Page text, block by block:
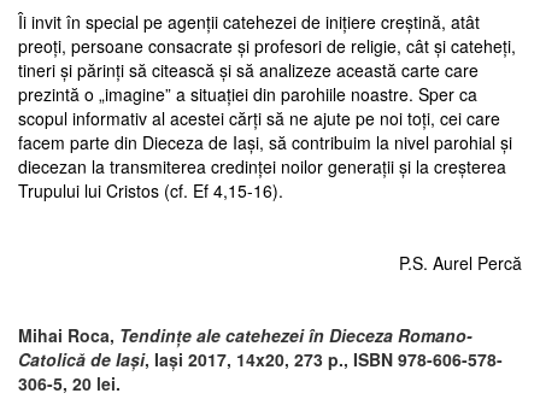
Îi invit în special pe agenţii catehezei de iniţiere creştină, atât
preoţi, persoane consacrate şi profesori de religie, cât şi cateheţi,
tineri şi părinţi să citească şi să analizeze această carte care
prezintă o „imagine” a situaţiei din parohiile noastre. Sper ca
scopul informativ al acestei cărţi să ne ajute pe noi toţi, cei care
facem parte din Dieceza de Iaşi, să contribuim la nivel parohial şi
diecezan la transmiterea credinţei noilor generaţii şi la creşterea
Trupului lui Cristos (cf. Ef 4,15-16).
P.S. Aurel Percă
Mihai Roca, Tendinţe ale catehezei în Dieceza Romano-
Catolică de Iaşi, Iași 2017, 14x20, 273 p., ISBN 978-606-578-
306-5, 20 lei.